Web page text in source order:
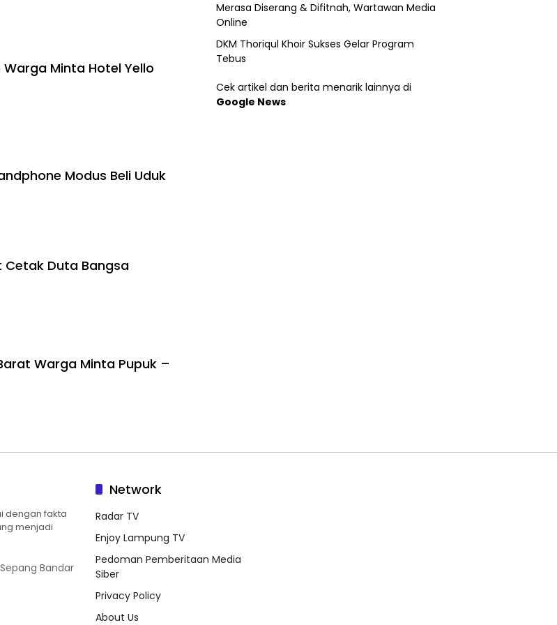
Minta Hotel Yello
Modus Beli Uduk
Cetak Duta Bangsa
Warga Minta Pupuk –
Merasa Diserang & Difitnah, Wartawan Media
Online
DKM Thoriqul Khoir Sukses Gelar Program
Tebus
Cek artikel dan berita menarik lainnya di
Google News
dengan fakta
menjadi
Bandar
Network
Radar TV
Enjoy Lampung TV
Pedoman Pemberitaan Media
Siber
Privacy Policy
About Us